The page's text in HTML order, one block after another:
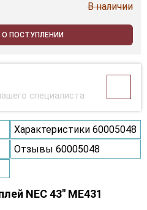
В наличии
ПОСТУПЛЕНИИ
специалиста
Характеристики 60005048
Отзывы 60005048
NEC 43" ME431